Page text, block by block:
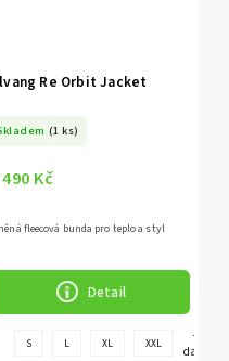
Re Orbit Jacket
(1 ks)
Kč
Detail
fleecová bunda pro teplo a styl
S L XL XXL
+
další